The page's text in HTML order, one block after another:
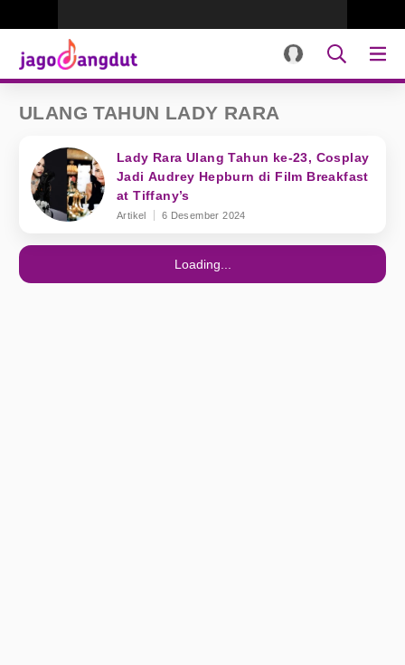
ULANG TAHUN LADY RARA
Lady Rara Ulang Tahun ke-23, Cosplay
Jadi Audrey Hepburn di Film Breakfast
at Tiffany’s
Artikel 6 Desember 2024
Loading...